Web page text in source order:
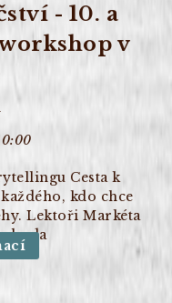
- 10. a
v
Cesta k
kdo chce
Lektoři Markéta